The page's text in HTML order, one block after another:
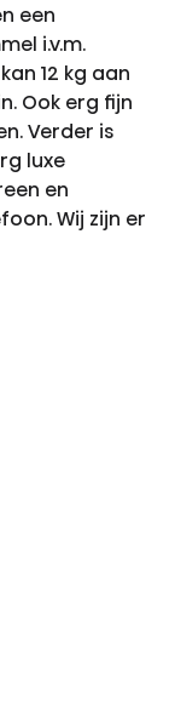
een
i.v.m.
12 kg aan
Ook erg fijn
Verder is
luxe
en
Wij zijn er